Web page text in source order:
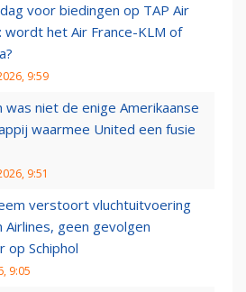
voor biedingen op TAP Air
wordt het Air France-KLM of
9:59
was niet de enige Amerikaanse
waarmee United een fusie
9:51
verstoort vluchtuitvoering
Airlines, geen gevolgen
op Schiphol
9:05